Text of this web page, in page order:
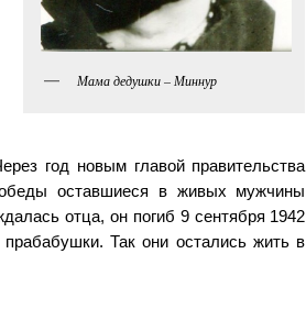
Мама дедушки – Миннур
год новым главой правительства
оставшиеся в живых мужчины
отца, он погиб 9 сентября 1942
Так они остались жить в